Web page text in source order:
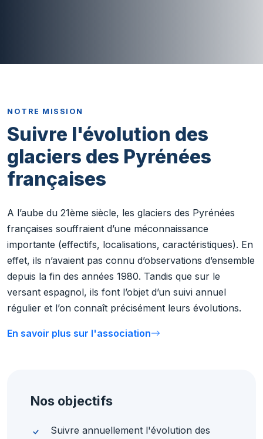
NOTRE MISSION
Suivre l'évolution des
glaciers des Pyrénées
françaises
A l’aube du 21ème siècle, les glaciers des Pyrénées
françaises souffraient d’une méconnaissance
importante (effectifs, localisations, caractéristiques). En
effet, ils n’avaient pas connu d’observations d’ensemble
depuis la fin des années 1980. Tandis que sur le
versant espagnol, ils font l’objet d’un suivi annuel
régulier et l’on connaît précisément leurs évolutions.
En savoir plus sur l'association
Nos objectifs
Suivre annuellement l'évolution des